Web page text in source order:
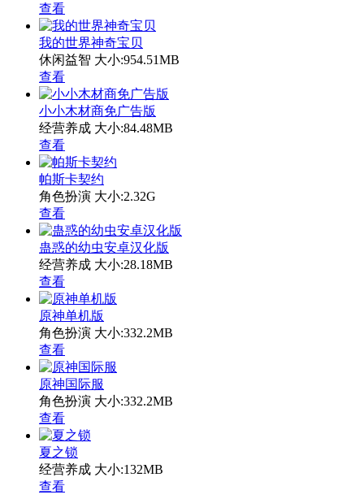
查看
我的世界神奇宝贝
休闲益智 大小:954.51MB
查看
小小木材商免广告版
经营养成 大小:84.48MB
查看
帕斯卡契约
角色扮演 大小:2.32G
查看
蛊惑的幼虫安卓汉化版
经营养成 大小:28.18MB
查看
原神单机版
角色扮演 大小:332.2MB
查看
原神国际服
角色扮演 大小:332.2MB
查看
夏之锁
经营养成 大小:132MB
查看